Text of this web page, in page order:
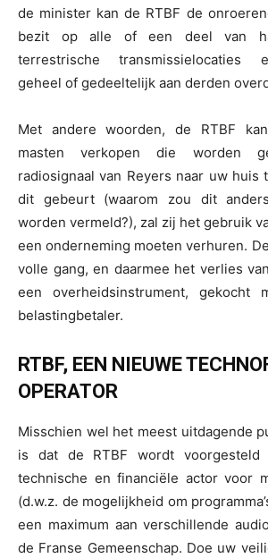
de minister kan de RTBF de
bezit op alle of een deel van
terrestrische transmissielocaties
geheel of gedeeltelijk aan derden
Met andere woorden, de RTBF
masten verkopen die worden
radiosignaal van Reyers naar uw huis
dit gebeurt (waarom zou dit
worden vermeld?), zal zij het gebruik
een onderneming moeten verhuren.
volle gang, en daarmee het verlies
een overheidsinstrument, gekocht
belastingbetaler.
RTBF, EEN NIEUWE
OPERATOR
Misschien wel het meest uitdagende
is dat de RTBF wordt voorgesteld
technische en financiële actor voor
(d.w.z. de mogelijkheid om
een maximum aan verschillende
de Franse Gemeenschap. Doe uw